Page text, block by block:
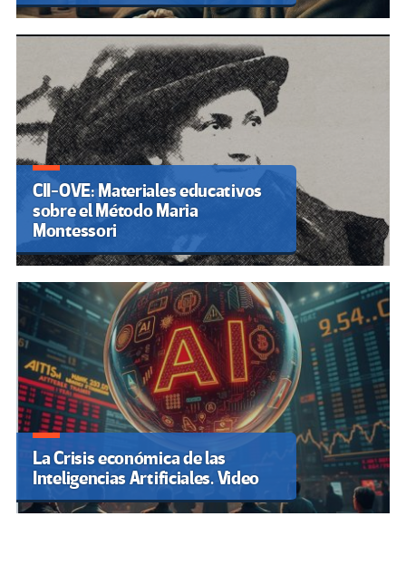
CII-OVE: Materiales educativos
sobre el Método Maria
Montessori
La Crisis económica de las
Inteligencias Artificiales. Video